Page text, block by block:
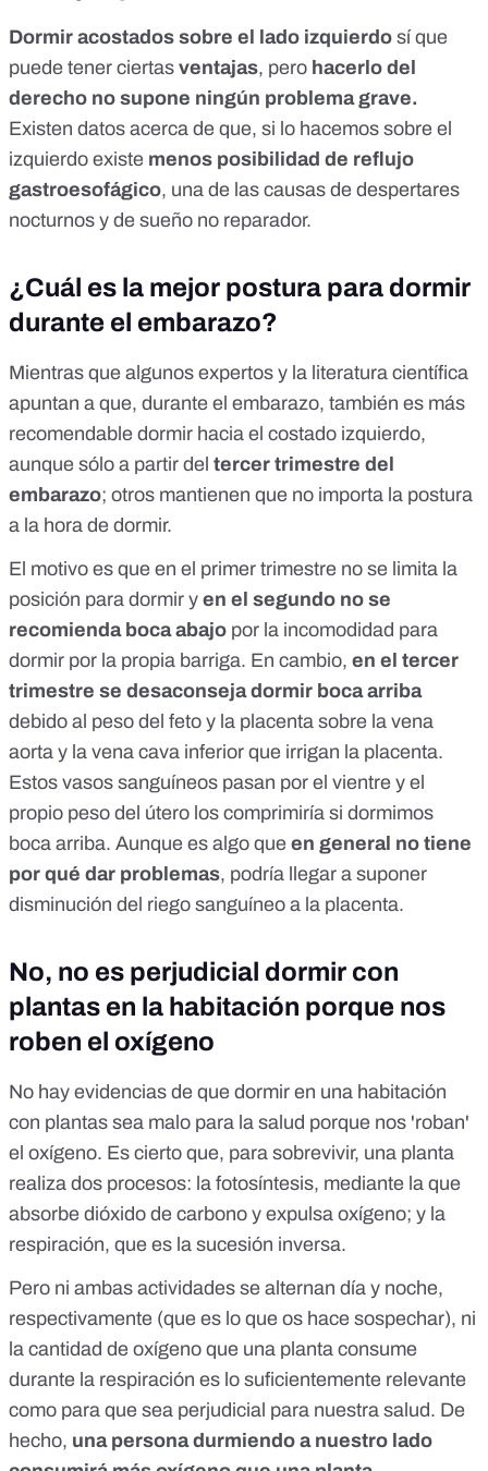
Dormir acostados sobre el lado izquierdo sí que
puede tener ciertas ventajas, pero hacerlo del
derecho no supone ningún problema grave.
Existen datos acerca de que, si lo hacemos sobre el
izquierdo existe menos posibilidad de reflujo
gastroesofágico, una de las causas de despertares
nocturnos y de sueño no reparador.
¿Cuál es la mejor postura para dormir
durante el embarazo?
Mientras que algunos expertos y la literatura científica
apuntan a que, durante el embarazo, también es más
recomendable dormir hacia el costado izquierdo,
aunque sólo a partir del tercer trimestre del
embarazo; otros mantienen que no importa la postura
a la hora de dormir.
El motivo es que en el primer trimestre no se limita la
posición para dormir y en el segundo no se
recomienda boca abajo por la incomodidad para
dormir por la propia barriga. En cambio, en el tercer
trimestre se desaconseja dormir boca arriba
debido al peso del feto y la placenta sobre la vena
aorta y la vena cava inferior que irrigan la placenta.
Estos vasos sanguíneos pasan por el vientre y el
propio peso del útero los comprimiría si dormimos
boca arriba. Aunque es algo que en general no tiene
por qué dar problemas, podría llegar a suponer
disminución del riego sanguíneo a la placenta.
No, no es perjudicial dormir con
plantas en la habitación porque nos
roben el oxígeno
No hay evidencias de que dormir en una habitación
con plantas sea malo para la salud porque nos 'roban'
el oxígeno. Es cierto que, para sobrevivir, una planta
realiza dos procesos: la fotosíntesis, mediante la que
absorbe dióxido de carbono y expulsa oxígeno; y la
respiración, que es la sucesión inversa.
Pero ni ambas actividades se alternan día y noche,
respectivamente (que es lo que os hace sospechar), ni
la cantidad de oxígeno que una planta consume
durante la respiración es lo suficientemente relevante
como para que sea perjudicial para nuestra salud. De
hecho, una persona durmiendo a nuestro lado